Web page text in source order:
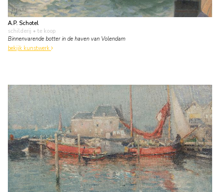
A.P. Schotel
schilderij • te koop
Binnenvarende botter in de haven van Volendam
bekijk kunstwerk